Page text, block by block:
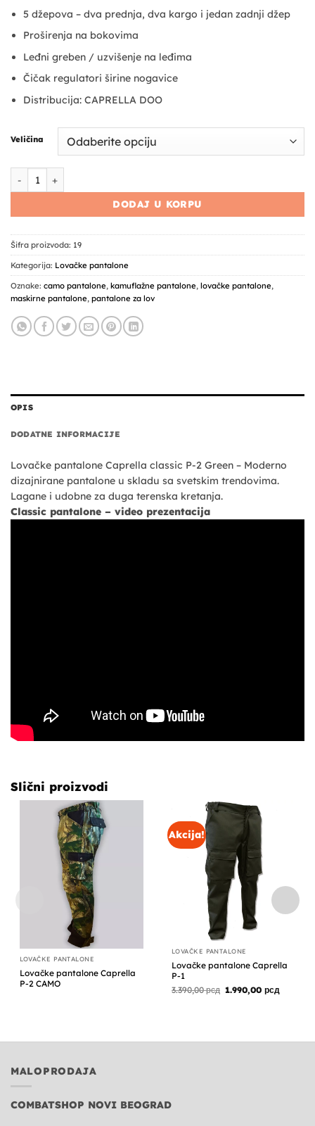
5 džepova – dva prednja, dva kargo i jedan zadnji džep
Proširenja na bokovima
Leđni greben / uzvišenje na leđima
Čičak regulatori širine nogavice
Distribucija: CAPRELLA DOO
Veličina
DODAJ U KORPU
Šifra proizvoda: 19
Kategorija: Lovačke pantalone
Oznake: camo pantalone, kamuflažne pantalone, lovačke pantalone,
maskirne pantalone, pantalone za lov
OPIS
DODATNE INFORMACIJE
Lovačke pantalone Caprella classic P-2 Green – Moderno
dizajnirane pantalone u skladu sa svetskim trendovima.
Lagane i udobne za duga terenska kretanja.
Classic pantalone – video prezentacija
Slični proizvodi
LOVAČKE PANTALONE
Lovačke pantalone Caprella
P-2 CAMO
Akcija!
LOVAČKE PANTALONE
Lovačke pantalone Caprella
P-1
3.390,00рсд Originalna
1.990,00 рсдTrenutna
cena
MALOPRODAJA
COMBATSHOP NOVI BEOGRAD